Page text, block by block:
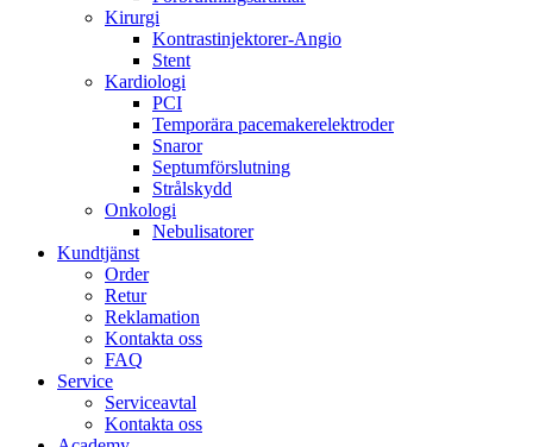
Kirurgi
Kontrastinjektorer-Angio
Stent
Kardiologi
PCI
Temporära pacemakerelektroder
Snaror
Septumförslutning
Strålskydd
Onkologi
Nebulisatorer
Kundtjänst
Order
Retur
Reklamation
Kontakta oss
FAQ
Service
Serviceavtal
Kontakta oss